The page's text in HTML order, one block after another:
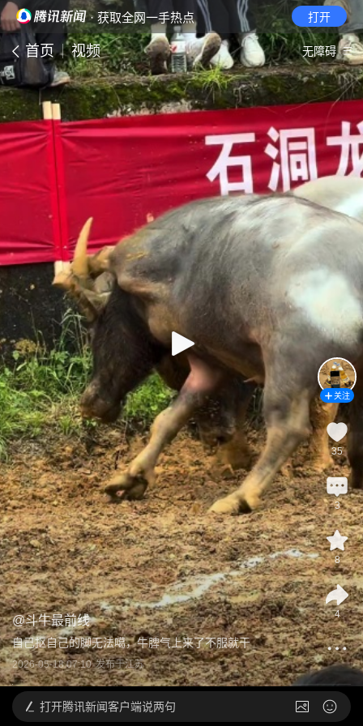
· 获取全网一手热点 打开
首页 视频 无障碍
@斗牛最前线
自己抠自己的脚无法噶，牛脾气上来了不服就干
2026-05-18 07:10 发布于江苏
关注
35
3
8
4
打开腾讯新闻客户端说两句